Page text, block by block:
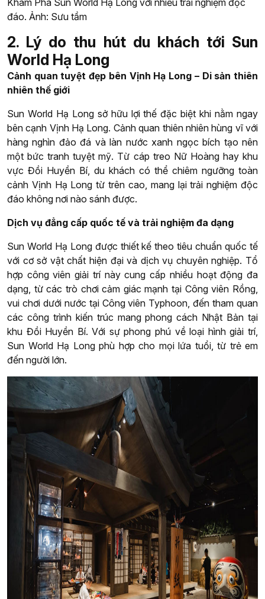
đáo. Ảnh: Sưu tầm
2. Lý do thu hút du khách tới Sun
World Hạ Long
Cảnh quan tuyệt đẹp bên Vịnh Hạ Long – Di sản thiên
nhiên thế giới
Sun World Hạ Long sở hữu lợi thế đặc biệt khi nằm ngay
bên cạnh Vịnh Hạ Long. Cảnh quan thiên nhiên hùng vĩ với
hàng nghìn đảo đá và làn nước xanh ngọc bích tạo nên
một bức tranh tuyệt mỹ. Từ cáp treo Nữ Hoàng hay khu
vực Đồi Huyền Bí, du khách có thể chiêm ngưỡng toàn
cảnh Vịnh Hạ Long từ trên cao, mang lại trải nghiệm độc
đáo không nơi nào sánh được.
Dịch vụ đẳng cấp quốc tế và trải nghiệm đa dạng
Sun World Hạ Long được thiết kế theo tiêu chuẩn quốc tế
với cơ sở vật chất hiện đại và dịch vụ chuyên nghiệp. Tổ
hợp công viên giải trí này cung cấp nhiều hoạt động đa
dạng, từ các trò chơi cảm giác mạnh tại Công viên Rồng,
vui chơi dưới nước tại Công viên Typhoon, đến tham quan
các công trình kiến trúc mang phong cách Nhật Bản tại
khu Đồi Huyền Bí. Với sự phong phú về loại hình giải trí,
Sun World Hạ Long phù hợp cho mọi lứa tuổi, từ trẻ em
đến người lớn.